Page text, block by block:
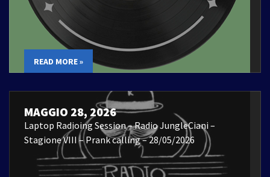
READ MORE »
MAGGIO 28, 2026
Laptop Radioing Session – Radio JungleCiani –
Stagione VIII – Prank calling – 28/05/2026